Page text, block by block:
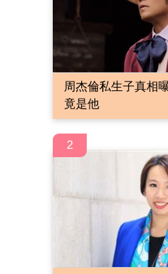
周杰倫私生子真相
竟是他
2